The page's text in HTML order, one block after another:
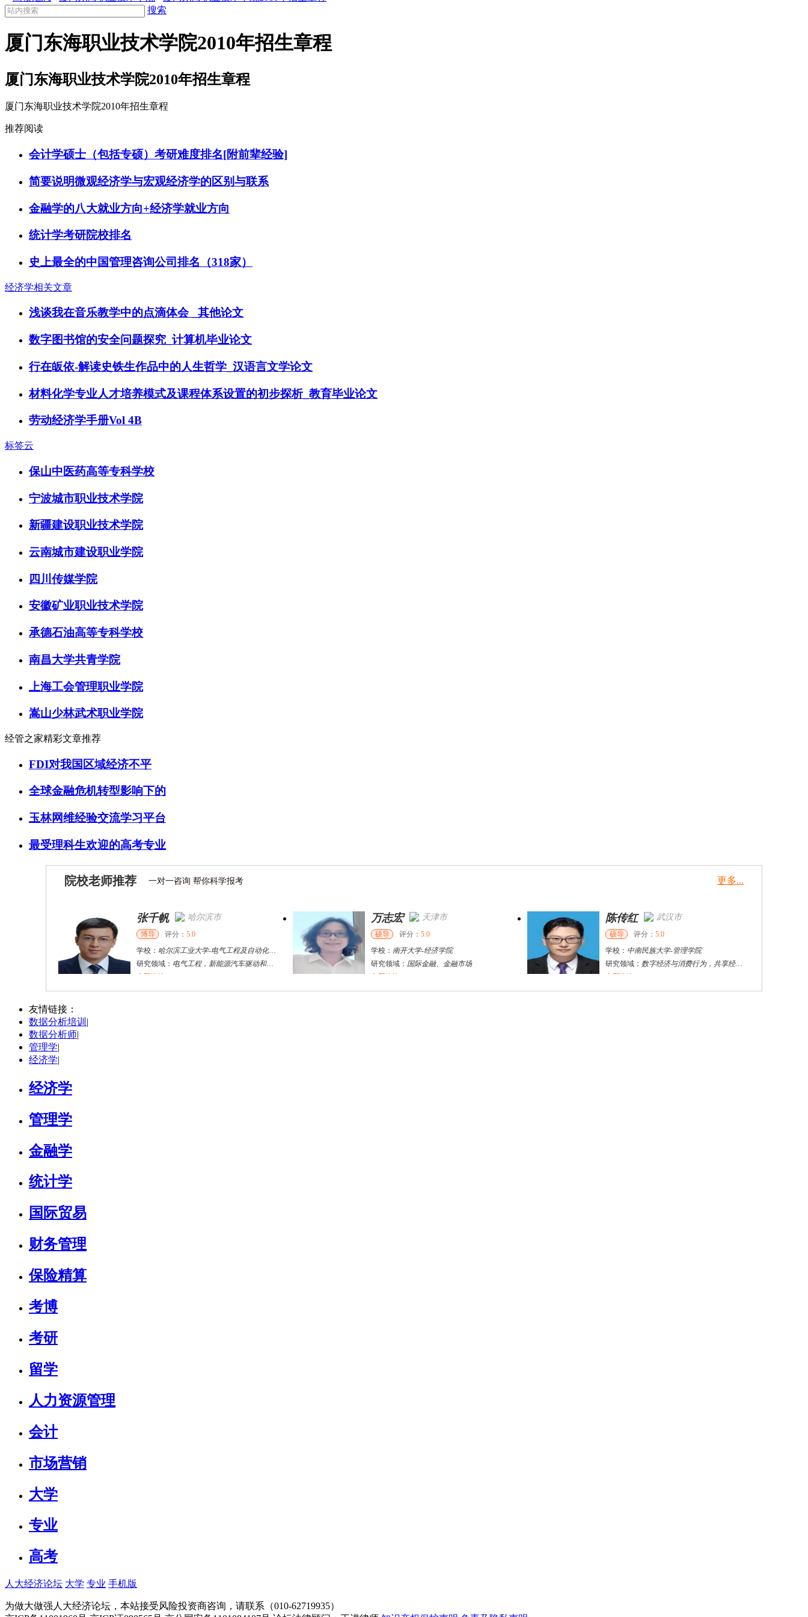
搜索
厦门东海职业技术学院2010年招生章程
厦门东海职业技术学院2010年招生章程
厦门东海职业技术学院2010年招生章程
推荐阅读
会计学硕士（包括专硕）考研难度排名[附前辈经验]
简要说明微观经济学与宏观经济学的区别与联系
金融学的八大就业方向+经济学就业方向
统计学考研院校排名
史上最全的中国管理咨询公司排名（318家）
经济学相关文章
浅谈我在音乐教学中的点滴体会 _其他论文
数字图书馆的安全问题探究_计算机毕业论文
行在皈依-解读史铁生作品中的人生哲学_汉语言文学论文
材料化学专业人才培养模式及课程体系设置的初步探析_教育毕业论文
劳动经济学手册Vol 4B
标签云
保山中医药高等专科学校
宁波城市职业技术学院
新疆建设职业技术学院
云南城市建设职业学院
四川传媒学院
安徽矿业职业技术学院
承德石油高等专科学校
南昌大学共青学院
上海工会管理职业学院
嵩山少林武术职业学院
经管之家精彩文章推荐
FDI对我国区域经济不平
全球金融危机转型影响下的
玉林网维经验交流学习平台
最受理科生欢迎的高考专业
院校老师推荐 一对一咨询 帮你科学报考 更多...
张千帆 哈尔滨市
博导 评分： 5.0
学校： 哈尔滨工业大学-电气工程及自动化学院
研究领域： 电气工程，新能源汽车驱动和充电
立即咨询
万志宏 天津市
硕导 评分： 5.0
学校： 南开大学-经济学院
研究领域： 国际金融、金融市场
立即咨询
陈传红 武汉市
硕导 评分： 5.0
学校： 中南民族大学-管理学院
研究领域： 数字经济与消费行为，共享经济与协同消费，创新与采纳行为
立即咨询
何斌锋 苏州市 杜** 黄浦区 戴稳胜 北京市
友情链接：
数据分析培训 |
数据分析师|
管理学|
经济学|
经济学
管理学
金融学
统计学
国际贸易
财务管理
保险精算
考博
考研
留学
人力资源管理
会计
市场营销
大学
专业
高考
人大经济论坛 大学 专业 手机版
为做大做强人大经济论坛，本站接受风险投资商咨询，请联系（010-62719935）